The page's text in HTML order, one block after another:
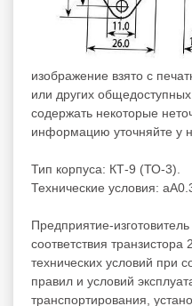
изображение взято с
или других
содержать некоторые
информацию уточняйте у
Тип корпуса: КТ-9 (ТО-3).
Технические условия:
Предприятие-
соответствия
технических условий при
правил и условий
транспортирования,